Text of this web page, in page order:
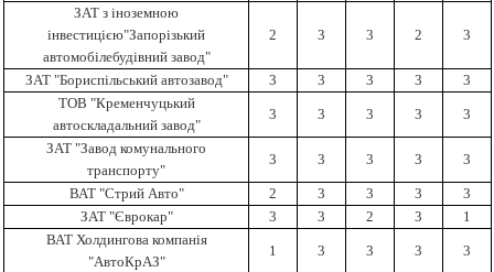
ЗАТ з іноземною
інвестицією"Запорізький
автомобілебудівний завод"
2 3 3 2 3
ЗАТ "Бориспільський автозавод" 3 3 3 3
3
ТОВ "Кременчуцький
автоскладальний завод"
3 3 3 3 3
ЗАТ "Завод комунального
транспорту"
3 3 3 3 3
ВАТ "Стрий Авто" 2 3 3 3
3
ЗАТ "Єврокар"
3 3 2 3
1
ВАТ Холдингова компанія
"АвтоКрАЗ"
1 3 3 3 3